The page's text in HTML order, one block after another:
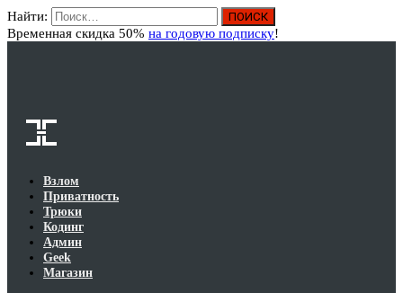
Найти:
Временная скидка 50% на годовую подписку!
Взлом
Приватность
Трюки
Кодинг
Админ
Geek
Магазин